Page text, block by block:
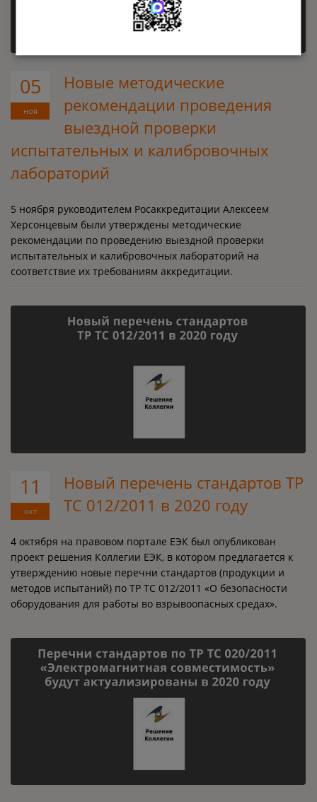
05
ноя
Новые методические
рекомендации проведения
выездной проверки
испытательных и калибровочных
лабораторий
5 ноября руководителем Росаккредитации Алексеем
Херсонцевым были утверждены методические
рекомендации по проведению выездной проверки
испытательных и калибровочных лабораторий на
соответствие их требованиям аккредитации.
11
окт
Новый перечень стандартов ТР
ТС 012/2011 в 2020 году
4 октября на правовом портале ЕЭК был опубликован
проект решения Коллегии ЕЭК, в котором предлагается к
утверждению новые перечни стандартов (продукции и
методов испытаний) по ТР ТС 012/2011 «О безопасности
оборудования для работы во взрывоопасных средах».